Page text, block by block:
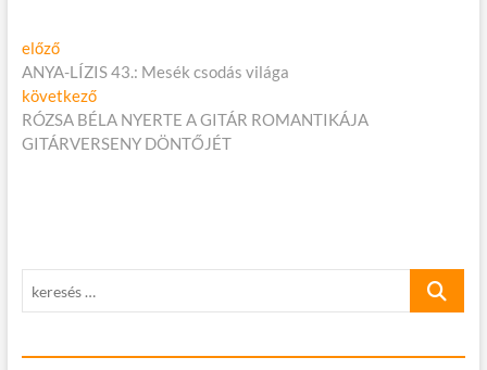
Bejegyzés
navigáció
előzőElőző
cikk:
ANYA-LÍZIS 43.: Mesék csodás világa
következőKövetkező
cikk:
RÓZSA BÉLA NYERTE A GITÁR ROMANTIKÁJA
GITÁRVERSENY DÖNTŐJÉT
keresés